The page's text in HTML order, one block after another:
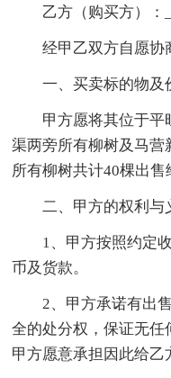
乙方（购买方）：
经甲乙双方自愿协
一、买卖标的物及
甲方愿将其位于平
渠两旁所有柳树及马
所有柳树共计40棵出售
二、甲方的权利与
1、甲方按照约定
币及货款。
2、甲方承诺有出
全的处分权，保证无任
甲方愿意承担因此给乙